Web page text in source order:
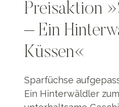
Preisaktion
– Ein
Küssen«
Sparfüchse
Ein Hinterwäldler